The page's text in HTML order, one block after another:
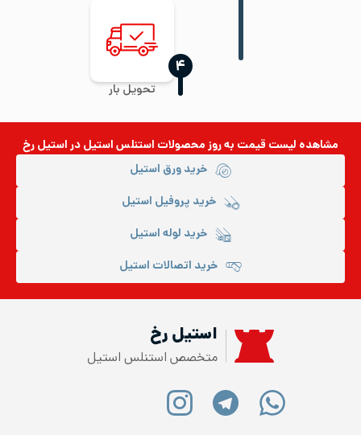
تحویل بار
‍۴
مشاهده لیست قیمت به روزمحصولات استنلس استیلدر استیل رخ
خرید ورق استیل
خرید پروفیل استیل
خرید لوله استیل
خرید اتصالات استیل
استیل رخ
متخصص استنلس استیل